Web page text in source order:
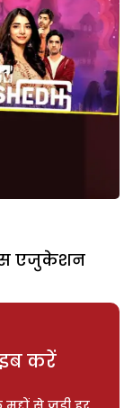
एजुकेशन
करें